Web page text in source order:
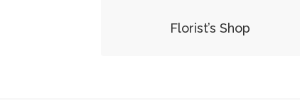
Florist’s Shop